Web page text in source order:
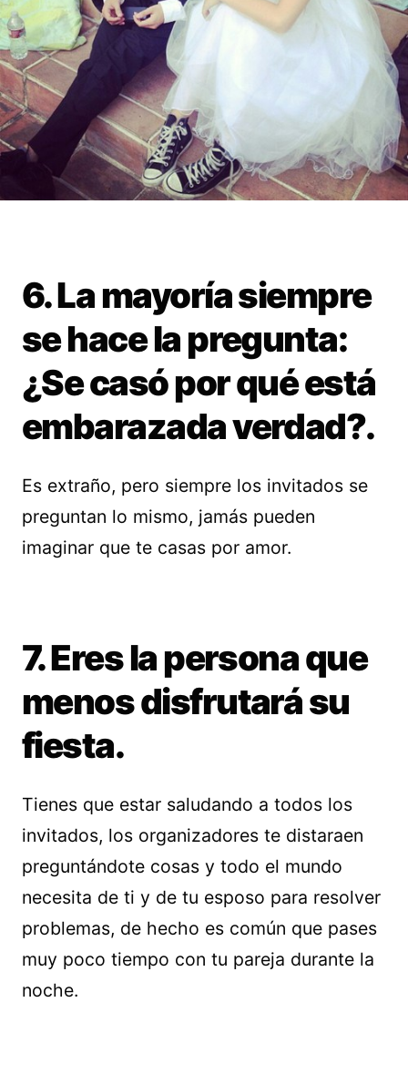
6. La mayoría siempre
se hace la pregunta:
¿Se casó por qué está
embarazada verdad?.
Es extraño, pero siempre los invitados se
preguntan lo mismo, jamás pueden
imaginar que te casas por amor.
7. Eres la persona que
menos disfrutará su
fiesta.
Tienes que estar saludando a todos los
invitados, los organizadores te distaraen
preguntándote cosas y todo el mundo
necesita de ti y de tu esposo para resolver
problemas, de hecho es común que pases
muy poco tiempo con tu pareja durante la
noche.